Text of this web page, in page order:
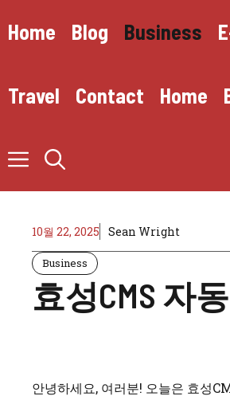
toHome Blog Business
Travel Contact Home
10월 22, 2025 Sean Wright
Business
효성CMS 자
안녕하세요, 여러분! 오늘은 효성